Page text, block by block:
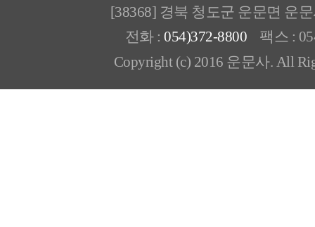
[38368] 경북 청도군 운문면 운
전화 : 054)372-8800 팩스 :
Copyright (c) 2016 운문사. All